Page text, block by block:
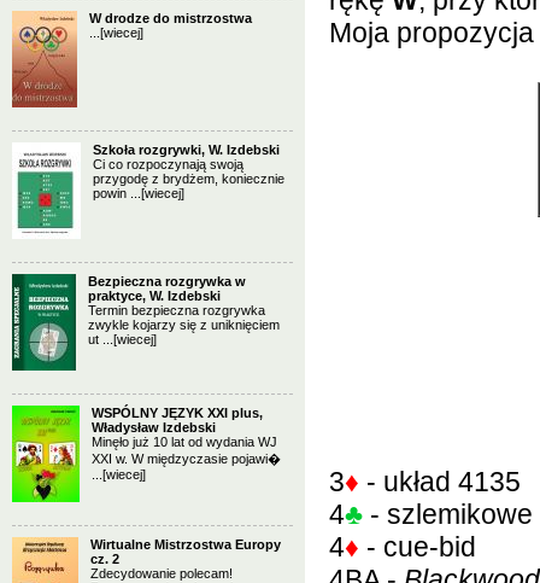
W drodze do mistrzostwa
[wiecej]
Szkoła rozgrywki, W. Izdebski
Ci co rozpoczynają swoją
przygodę z brydżem, koniecznie
powin ... [wiecej]
Bezpieczna rozgrywka w
praktyce, W. Izdebski
Termin bezpieczna rozgrywka
zwykle kojarzy się z uniknięciem
ut ... [wiecej]
WSPÓLNY JĘZYK XXI plus,
Władysław Izdebski
Minęło już 10 lat od wydania WJ
XXI w. W międzyczasie pojawi�
[wiecej]
Wirtualne Mistrzostwa Europy
cz. 2
Zdecydowanie polecam!
Moja
3♦ - układ 4135
4♣ -
4♦ - cue-bid